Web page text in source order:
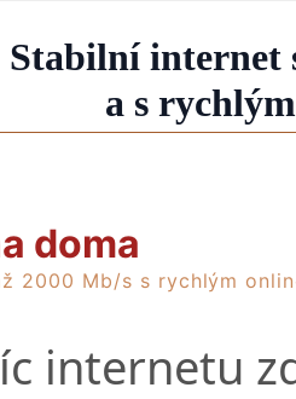
Stabilní internet
a s
doma
2000 Mb/s s rychlým
internetu